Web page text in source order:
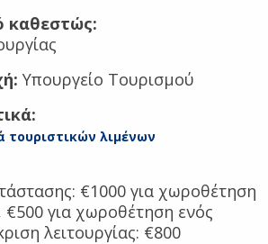
καθεστώς:
Υπουργείο Τουρισμού
τουριστικών λιμένων
€1000 για χωροθέτηση
για χωροθέτηση ενός
λειτουργίας: €800